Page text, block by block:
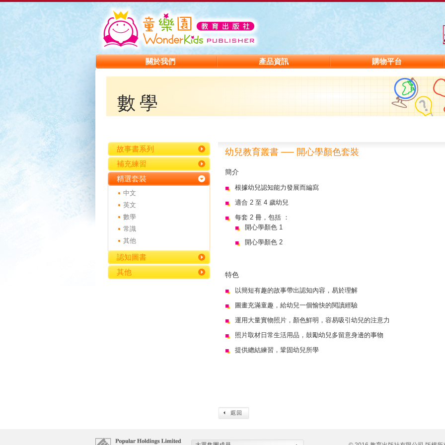
關於我們 產品資訊 購物平台
數學
故事書系列
補充練習
精選套裝
中文
英文
數學
常識
其他
認知圖書
其他
幼兒教育叢書 ── 開心學顏色套裝
簡介
根據幼兒認知能力發展而編寫
適合 2 至 4 歲幼兒
每套 2 冊，包括 ：
開心學顏色 1
開心學顏色 2
特色
以簡短有趣的故事帶出認知內容，易於理解
圖畫充滿童趣，給幼兒一個愉快的閱讀經驗
運用大量實物照片，顏色鮮明，容易吸引幼兒的注意力
照片取材日常生活用品，鼓勵幼兒多留意身邊的事物
提供總結練習，鞏固幼兒所學